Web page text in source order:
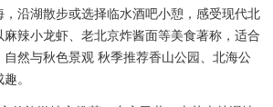
沿湖散步或选择临水酒吧小憩，感受现代北
辣小龙虾、老北京炸酱面等美食著称，适合
然与秋色景观 秋季推荐香山公园、北海公
。